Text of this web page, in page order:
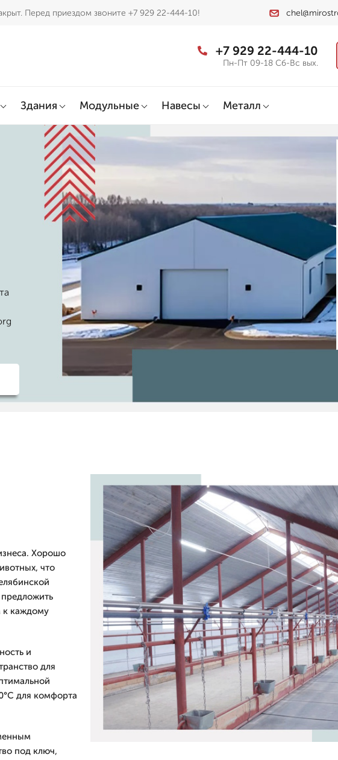
Перед приездом звоните +7 929 22-444-10!
+7 929 22-444-10
Пн-Пт 09-18 Сб-Вс вых.
Здания Модульные Навесы Металл
Хорошо
что
к каждому
и
для
для комфорта
под ключ,